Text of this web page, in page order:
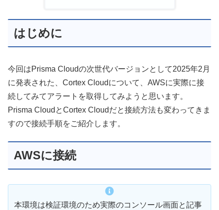
はじめに
今回はPrisma Cloudの次世代バージョンとして2025年2月
に発表された、Cortex Cloudについて、AWSに実際に接
続してみてアラートを取得してみようと思います。
Prisma CloudとCortex Cloudだと接続方法も変わってきま
すので接続手順をご紹介します。
AWSに接続
本環境は検証環境のため実際のコンソール画面と記事